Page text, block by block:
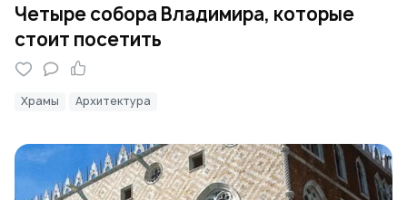
Четыре собора Владимира, которые
стоит посетить
Храмы Архитектура